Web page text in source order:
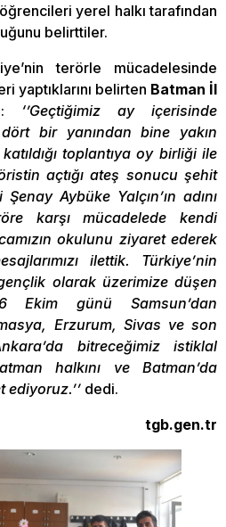
yerel halkı tarafından
belirttiler.
terörle mücadelesinde
yaptıklarını belirten Batman İl
: ‘’Geçtiğimiz ay içerisinde
dört bir yanından bine yakın
katıldığı toplantıya oy birliği ile
açtığı ateş sonucu şehit
Aybüke Yalçın’ın adını
karşı mücadelede kendi
okulunu ziyaret ederek
ilettik. Türkiye’nin
olarak üzerimize düşen
Ekim günü Samsun’dan
Erzurum, Sivas ve son
bitreceğimiz istiklal
halkını ve Batman’da
dedi.
tgb.gen.tr